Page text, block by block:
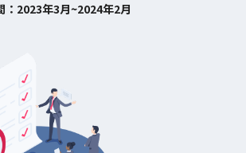
2023年3月~2024年2月